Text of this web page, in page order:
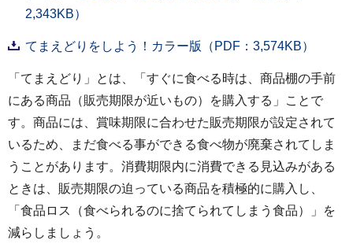
2,343KB）
てまえどりをしよう！カラー版（PDF：3,574KB）
「てまえどり」とは、「すぐに食べる時は、商品棚の手前
にある商品（販売期限が近いもの）を購入する」ことで
す。商品には、賞味期限に合わせた販売期限が設定されて
いるため、まだ食べる事ができる食べ物が廃棄されてしま
うことがあります。消費期限内に消費できる見込みがある
ときは、販売期限の迫っている商品を積極的に購入し、
「食品ロス（食べられるのに捨てられてしまう食品）」を
減らしましょう。